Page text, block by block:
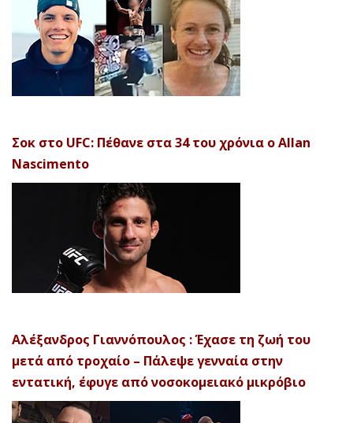
Σοκ στο UFC: Πέθανε στα 34 του χρόνια ο Allan
Nascimento
Αλέξανδρος Γιαννόπουλος : Έχασε τη ζωή του
μετά από τροχαίο – Πάλεψε γενναία στην
εντατική, έφυγε από νοσοκομειακό μικρόβιο